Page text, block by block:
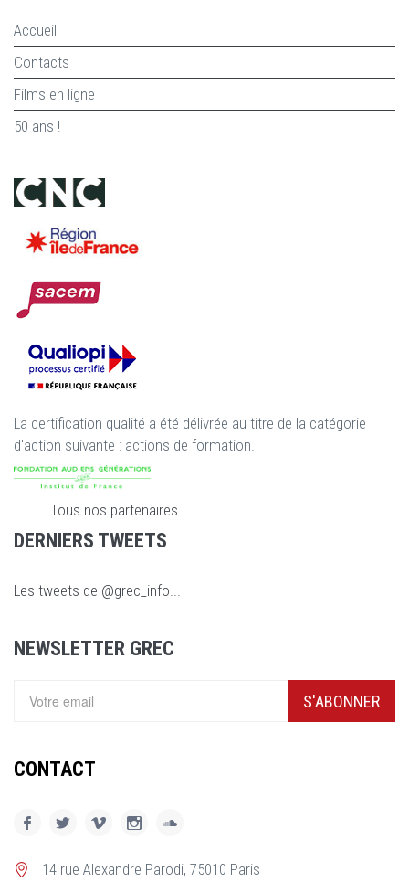
Accueil
Contacts
Films en ligne
50 ans !
La certification qualité a été délivrée au titre de la catégorie
d'action suivante : actions de formation.
Tous nos partenaires
DERNIERS TWEETS
Les tweets de @grec_info...
NEWSLETTER GREC
S'ABONNER
CONTACT
14 rue Alexandre Parodi, 75010 Paris